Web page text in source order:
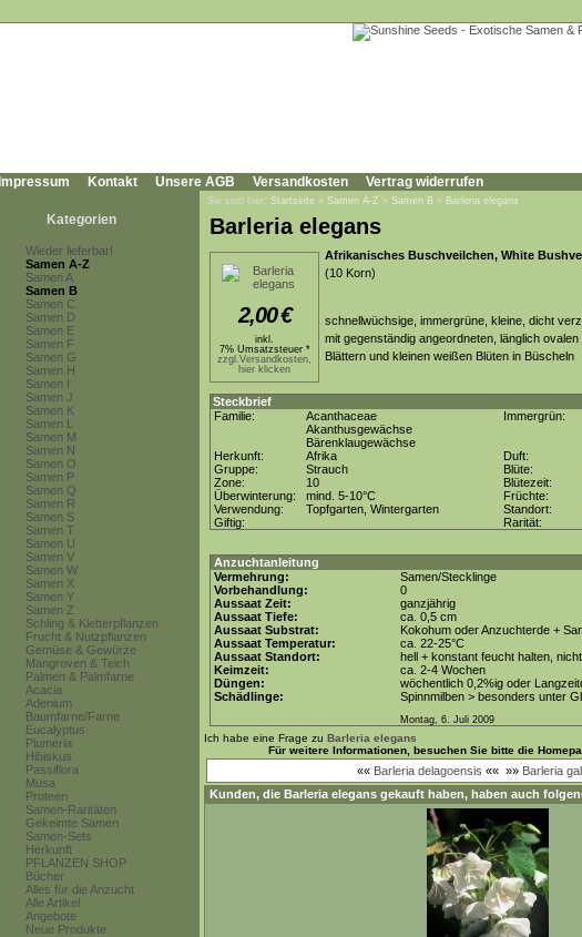
Impressum Kontakt Unsere AGB Versandkosten Vertrag widerrufen
Kategorien
Wieder lieferbar!
Samen A-Z
Samen A
Samen B
Samen C
Samen D
Samen E
Samen F
Samen G
Samen H
Samen I
Samen J
Samen K
Samen L
Samen M
Samen N
Samen O
Samen P
Samen Q
Samen R
Samen S
Samen T
Samen U
Samen V
Samen W
Samen X
Samen Y
Samen Z
Schling & Kletterpflanzen
Frucht & Nutzpflanzen
Gemüse & Gewürze
Mangroven & Teich
Palmen & Palmfarne
Acacia
Adenium
Baumfarne/Farne
Eucalyptus
Plumeria
Hibiskus
Passiflora
Musa
Proteen
Samen-Raritäten
Gekeimte Samen
Samen-Sets
Herkunft
PFLANZEN SHOP
Bücher
Alles für die Anzucht
Alle Artikel
Angebote
Neue Produkte
Sie sind hier: Startseite » Samen A-Z » Samen B » Barleria elegans
Barleria elegans
2,00€
inkl.
7% Umsatzsteuer *
zzgl.Versandkosten,
hier klicken
Afrikanisches Buschveilchen, White
(10 Korn)
schnellwüchsige, immergrüne, kleine, dicht
mit gegenständig angeordneten, länglich
Blättern und kleinen weißen Blüten in Büscheln
Steckbrief
Familie:
Acanthaceae
Akanthusgewächse
Bärenklaugewächse
Immergrün:
Herkunft: Afrika
Duft:
Gruppe:
Strauch Blüte:
Zone:
10
Blütezeit:
Überwinterung:
mind. 5-10°C
Früchte:
Verwendung:
Topfgarten, Wintergarten Standort:
Giftig:
Rarität:
Anzuchtanleitung
Vermehrung:
Samen/Stecklinge
Vorbehandlung:
0
Aussaat Zeit:
ganzjährig
Aussaat Tiefe:
ca. 0,5 cm
Aussaat Substrat:
Kokohum oder Anzuchterde +
Aussaat Temperatur:
ca. 22-25°C
Aussaat Standort:
hell + konstant feucht halten,
Keimzeit:
ca. 2-4 Wochen
Düngen:
wöchentlich 0,2%ig oder
Schädlinge:
Spinnmilben > besonders unter
Montag, 6. Juli 2009
Ich habe eine Frage zu Barleria elegans
Für weitere Informationen, besuchen Sie bitte die
«« Barleria delagoensis «« »» Barleria
Kunden, die Barleria elegans gekauft haben, haben auch